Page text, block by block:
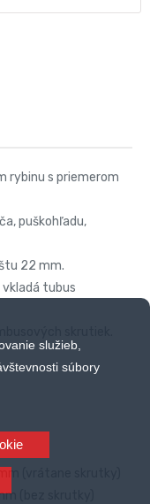
služieb,
súbory
rybinu s priemerom
puškohľadu,
22 mm.
tubus
(vrátane skrutky)
(bez skrutky)